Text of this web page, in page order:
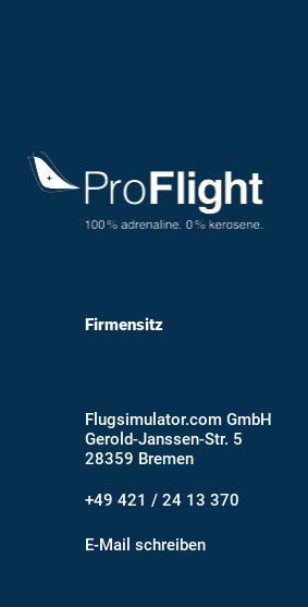
Firmensitz
Flugsimulator.com GmbH
Gerold-Janssen-Str. 5
28359 Bremen
+49 421 / 24 13 370
E-Mail schreiben